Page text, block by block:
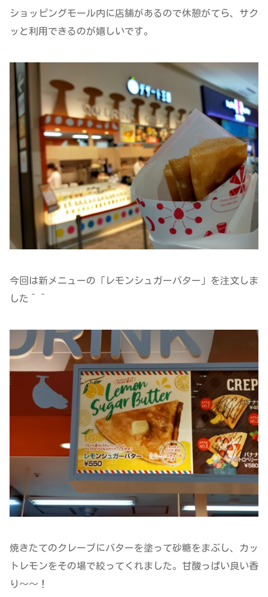
ショッピングモール内に店舗があるので休憩がてら、サク
ッと利用できるのが嬉しいです。
今回は新メニューの「レモンシュガーバター」を注文しま
した＾＾
焼きたてのクレープにバターを塗って砂糖をまぶし、カッ
トレモンをその場で絞ってくれました。甘酸っぱい良い香
り～～！